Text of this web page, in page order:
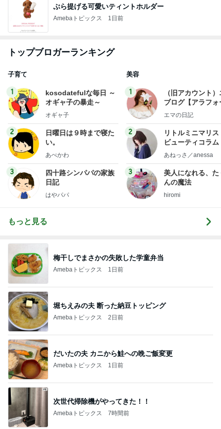
ぶら提げる可愛いティントホルダー
Amebaトピックス 1日前
トップブロガーランキング
子育て
1
kosodatefulな毎日 ～
オギャ子の暴走～
オギャ子
2
日曜日は９時まで寝た
い。
あべかわ
3
四十路シンパパの家族
日記
はやパパ
美容
1
（旧アカウント
ブログ【アラフォ
社売却セカンドラ
エマの日記
2
リトルミニマリス
ビューティコラ
little
あねっさ／anessa
3
美人になれる、た
んの魔法
hiromi
もっと見る
梅干しでまさかの失敗した学童弁当
Amebaトピックス 1日前
堀ちえみの夫 断った納豆トッピング
Amebaトピックス 2日前
だいたの夫 カニから鮭への晩ご飯変更
Amebaトピックス 1日前
次世代掃除機がやってきた！！
Amebaトピックス 7時間前